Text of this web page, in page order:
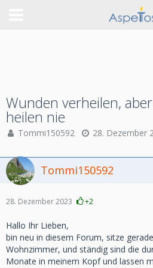
Wunden verheilen,
heilen nie
Tommi150592 28. Dezember
Tommi150592
28. Dezember 2023 +2
Hallo Ihr Lieben,
bin neu in diesem Forum, sitze
Wohnzimmer, und ständig sind die
Monate in meinem Kopf und lassen